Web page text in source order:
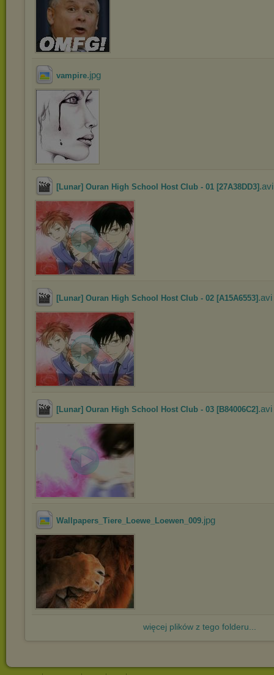
vampire.jpg
[Lunar] Ouran High School Host Club - 01 [27A38DD3] .avi
[Lunar] Ouran High School Host Club - 02 [A15A6553] .avi
[Lunar] Ouran High School Host Club - 03 [B84006C2] .avi
Wallpapers_Tiere_Loewe_Loewen_009.jpg
więcej plików z tego folderu...